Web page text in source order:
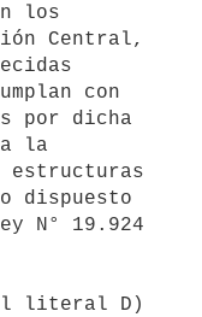
los
Central,
con
por dicha
a la
estructuras
dispuesto
N° 19.924